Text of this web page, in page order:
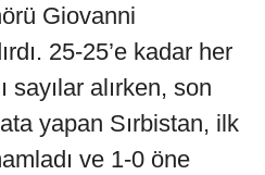
Giovanni
25-25’e kadar her
sayılar alırken, son
yapan Sırbistan, ilk
ve 1-0 öne